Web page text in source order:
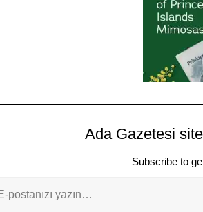
Ada Gazetesi
Subscribe to